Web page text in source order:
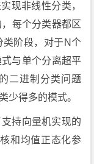
现非线性分类，
每个分类器都区
类阶段，对于N个
与单个分离超平
二进制分类问题
少得多的模式。
持向量机实现的
和均值正态化参